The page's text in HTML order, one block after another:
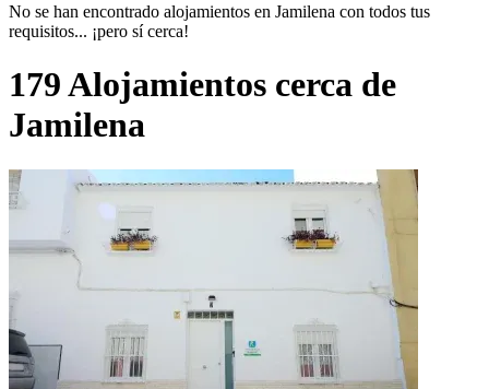
No se han encontrado alojamientos en Jamilena con todos tus
requisitos... ¡pero sí cerca!
179 Alojamientos cerca de
Jamilena